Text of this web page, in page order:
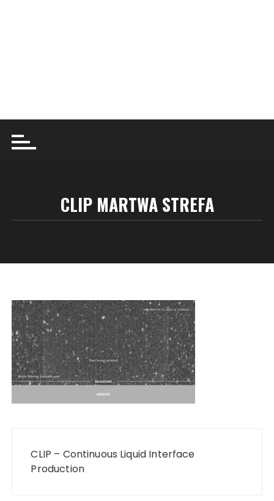
CLIP MARTWA STREFA
wpisu
CLIP – Continuous Liquid Interface
Production